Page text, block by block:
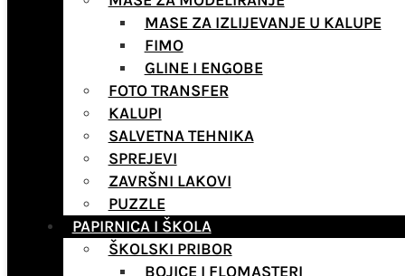
MASE ZA IZLIJEVANJE U KALUPE
FIMO
GLINE I ENGOBE
FOTO TRANSFER
KALUPI
SALVETNA TEHNIKA
SPREJEVI
ZAVRŠNI LAKOVI
PUZZLE
PAPIRNICA I ŠKOLA
ŠKOLSKI PRIBOR
BOJICE I FLOMASTERI